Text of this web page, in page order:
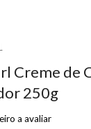
Creme de
250g
a avaliar